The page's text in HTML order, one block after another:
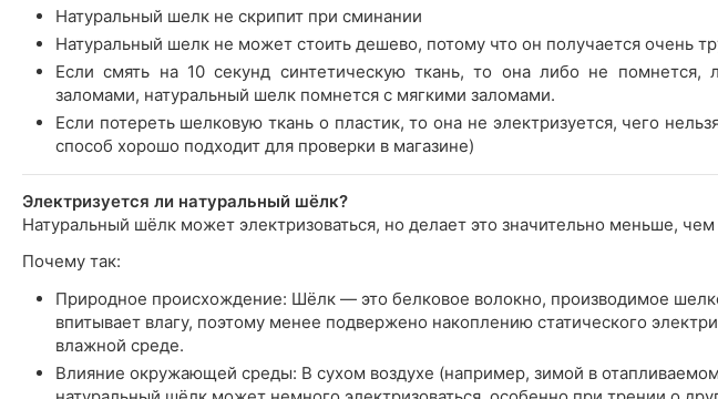
Натуральный шелк не скрипит при сминании
Натуральный шелк не может стоить дешево, потому что он получается очень
Если смять на 10 секунд синтетическую ткань, то она либо не помнется,
заломами, натуральный шелк помнется с мягкими заломами.
Если потереть шелковую ткань о пластик, то она не электризуется, чего
способ хорошо подходит для проверки в магазине)
Электризуется ли натуральный шёлк?
Натуральный шёлк может электризоваться, но делает это значительно меньше, чем
Почему так:
Природное происхождение: Шёлк — это белковое волокно, производимое
впитывает влагу, поэтому менее подвержено накоплению статического
влажной среде.
Влияние окружающей среды: В сухом воздухе (например, зимой в